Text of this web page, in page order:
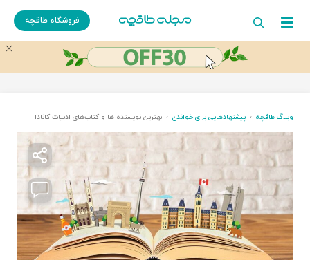
فروشگاه طاقچه
وبلاگ طاقچه پیشنهادهایی برای خواندن بهترین نویسنده ها و کتاب‌های ادبیات کانادا